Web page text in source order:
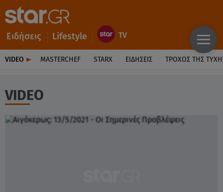
Ειδήσεις Lifestyle
VIDEO MASTERCHEF STARX ΕΙΔΉΣΕΙΣ ΤΡΟΧΌΣ ΤΗΣ
VIDEO